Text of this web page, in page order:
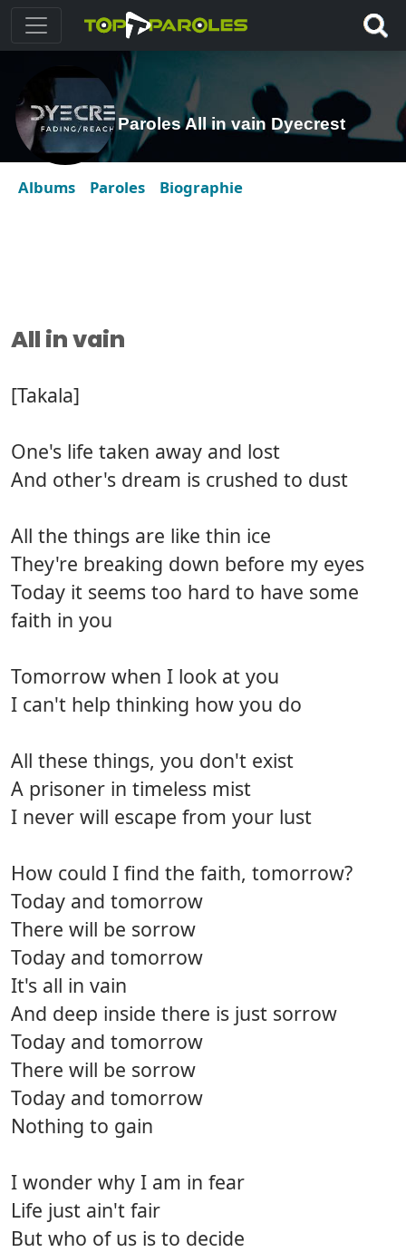
Paroles All in vain Dyecrest
Albums Paroles Biographie
All in vain
[Takala]
One's life taken away and lost
And other's dream is crushed to dust
All the things are like thin ice
They're breaking down before my eyes
Today it seems too hard to have some
faith in you
Tomorrow when I look at you
I can't help thinking how you do
All these things, you don't exist
A prisoner in timeless mist
I never will escape from your lust
How could I find the faith, tomorrow?
Today and tomorrow
There will be sorrow
Today and tomorrow
It's all in vain
And deep inside there is just sorrow
Today and tomorrow
There will be sorrow
Today and tomorrow
Nothing to gain
I wonder why I am in fear
Life just ain't fair
But who of us is to decide